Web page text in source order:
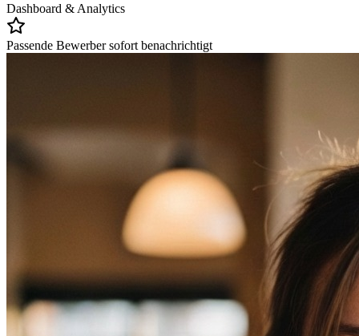
Dashboard & Analytics
Passende Bewerber sofort benachrichtigt